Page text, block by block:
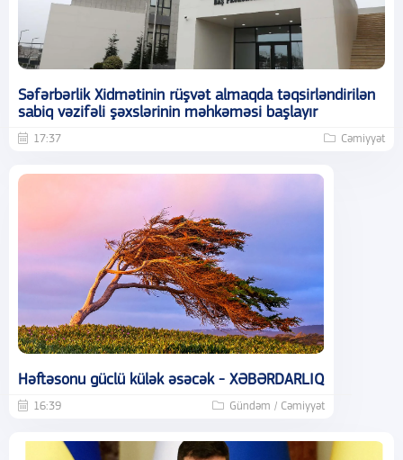
Səfərbərlik Xidmətinin rüşvət almaqda təqsirləndirilən
sabiq vəzifəli şəxslərinin məhkəməsi başlayır
17:37 Cəmiyyət
Həftəsonu güclü külək əsəcək - XƏBƏRDARLIQ
16:39 Gündəm / Cəmiyyət